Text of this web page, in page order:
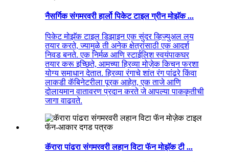
नैसर्गिक संगमरवरी हार्लो पिकेट टाइल ग्रीन मोझॅक ...
पिकेट मोझॅक टाइल डिझाइन एक सुंदर व्हिज्युअल लय
तयार करते, ज्यामुळे ती अनेक क्षेत्रांसाठी एक आदर्श
निवड बनते. एक निर्मळ आणि स्टाईलिश स्वयंपाकघर
तयार करू इच्छिते, आमच्या हिरव्या मोज़ेक किचन फरशा
योग्य समाधान देतात. हिरव्या रंगाचे शांत रंग पांढरे किंवा
लाकडी कॅबिनेटरीला पूरक आहेत, एक ताजे आणि
दोलायमान वातावरण प्रदान करते जे आपल्या पाककृतीची
जागा वाढवते.
कॅरारा पांढरा संगमरवरी लहान विटा फॅन मोझॅक टी ...